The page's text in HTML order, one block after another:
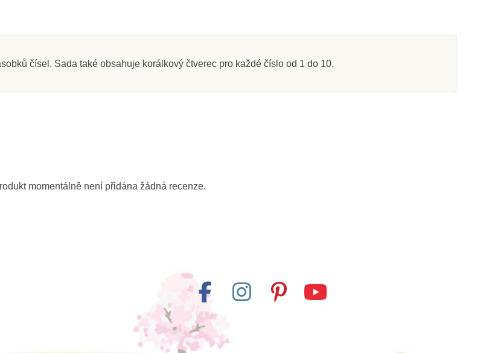
19)
1-10 (umělé perličky)
čísel. Sada také obsahuje korálkový čtverec pro každé číslo od 1 do 10.
momentálně není přidána žádná recenze.